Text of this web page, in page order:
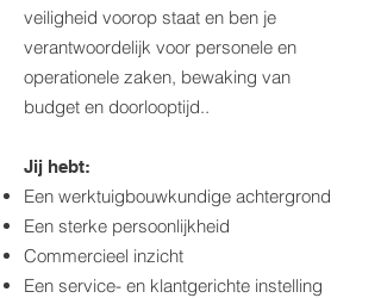
veiligheid voorop staat en ben je
verantwoordelijk voor personele en
operationele zaken, bewaking van
budget en doorlooptijd..
Jij hebt:
Een werktuigbouwkundige achtergrond
Een sterke persoonlijkheid
Commercieel inzicht
Een service- en klantgerichte instelling